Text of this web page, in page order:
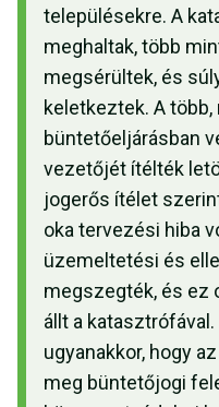
településekre. A
meghaltak, több
megsérültek, és
keletkeztek. A
büntetőeljárásban
vezetőjét ítélték
jogerős ítélet
oka tervezési hiba
üzemeltetési és
megszegték, és ez
állt a
ugyanakkor, hogy
meg büntetőjogi